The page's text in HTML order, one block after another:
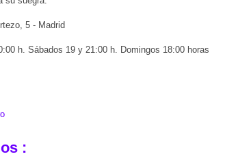
5 - Madrid
h. Sábados 19 y 21:00 h. Domingos 18:00 horas
: